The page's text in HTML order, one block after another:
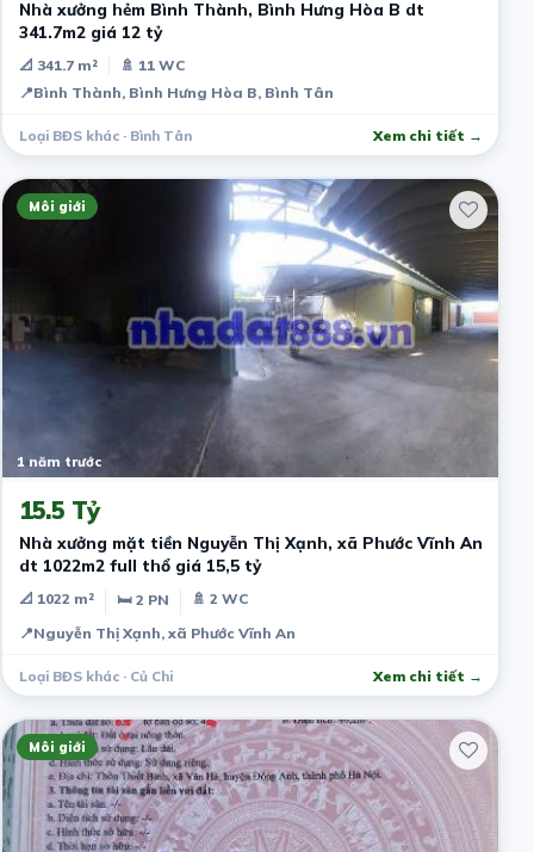
Nhà xưởng hẻm Bình Thành, Bình Hưng Hòa B dt
341.7m2 giá 12 tỷ
📐 341.7 m²
🚿 11 WC
📍Bình Thành, Bình Hưng Hòa B, Bình Tân
Loại BĐS khác · Bình Tân Xem chi tiết →
Môi giới
1 năm trước
15.5 Tỷ
Nhà xưởng mặt tiền Nguyễn Thị Xạnh, xã Phước Vĩnh An
dt 1022m2 full thổ giá 15,5 tỷ
📐 1022 m² 🛏 2 PN
🚿 2 WC
📍Nguyễn Thị Xạnh, xã Phước Vĩnh An
Loại BĐS khác · Củ Chi Xem chi tiết →
Môi giới